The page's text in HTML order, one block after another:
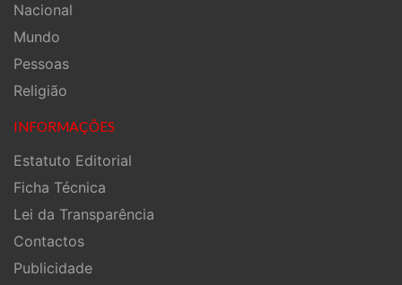
Nacional
Mundo
Pessoas
Religião
INFORMAÇÕES
Estatuto Editorial
Ficha Técnica
Lei da Transparência
Contactos
Publicidade